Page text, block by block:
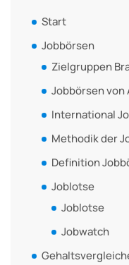
Start
Jobbörsen
Zielgruppen
Jobbörsen von
International
Methodik der
Definition
Joblotse
Joblotse
Jobwatch